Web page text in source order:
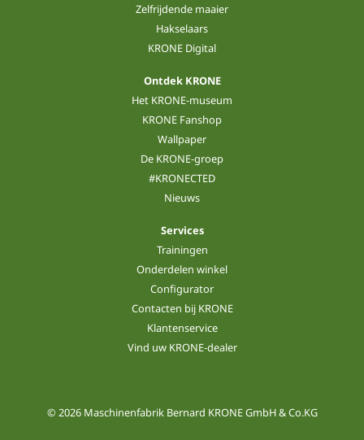
Zelfrijdende maaier
Hakselaars
KRONE Digital
Ontdek KRONE
Het KRONE-museum
KRONE Fanshop
Wallpaper
De KRONE-groep
#KRONECTED
Nieuws
Services
Trainingen
Onderdelen winkel
Configurator
Contacten bij KRONE
Klantenservice
Vind uw KRONE-dealer
© 2026 Maschinenfabrik Bernard KRONE GmbH & Co.KG